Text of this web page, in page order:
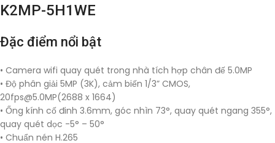
K2MP-5H1WE
Đặc điểm nổi bật
• Camera wifi quay quét trong nhà tích hợp chân đế 5.0MP
• Độ phân giải 5MP (3K), cảm biến 1/3” CMOS,
20fps@5.0MP(2688 x 1664)
• Ống kính cố đinh 3.6mm, góc nhìn 73°, quay quét ngang 355°,
quay quét dọc -5° – 50°
• Chuẩn nén H.265